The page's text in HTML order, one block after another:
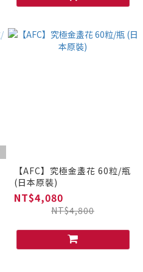
【AFC】究極金盞花 60粒/瓶
(日本原裝)
NT$4,080
NT$4,800